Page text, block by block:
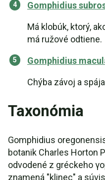
Gomphidius
Má klobúk, ktorý,
má ružové odtiene.
Gomphidius
Chýba závoj a
Taxonómia
Gomphidius
botanik Charles Horton
odvodené z gréckeho
znamená "klinec" a